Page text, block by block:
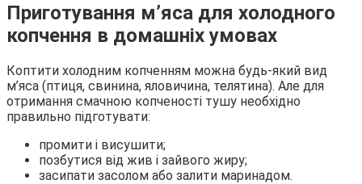
Приготування м’яса для холодного
копчення в домашніх умовах
Коптити холодним копченням можна будь-який вид
м’яса (птиця, свинина, яловичина, телятина). Але для
отримання смачною копченості тушу необхідно
правильно підготувати:
промити і висушити;
позбутися від жив і зайвого жиру;
засипати засолом або залити маринадом.